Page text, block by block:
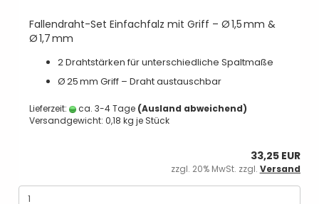
Fallendraht-Set Einfachfalz mit Griff – Ø 1,5 mm &
Ø 1,7 mm
2 Drahtstärken für unterschiedliche Spaltmaße
Ø 25 mm Griff – Draht austauschbar
Lieferzeit: ca. 3-4 Tage (Ausland abweichend)
Versandgewicht:0,18 kg je Stück
33,25 EUR
zzgl. 20% MwSt. zzgl. Versand